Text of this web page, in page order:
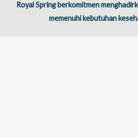
Royal Spring berkomitmen
memenuhi kebutuhan